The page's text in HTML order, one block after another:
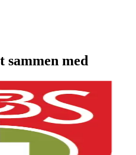
sammen med